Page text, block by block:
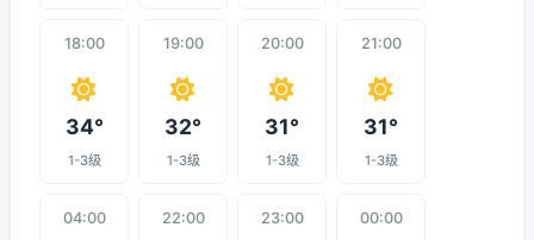
18:00
34°
1-3级
19:00
32°
1-3级
20:00
31°
1-3级
21:00
31°
1-3级
04:00 22:00 23:00 00:00